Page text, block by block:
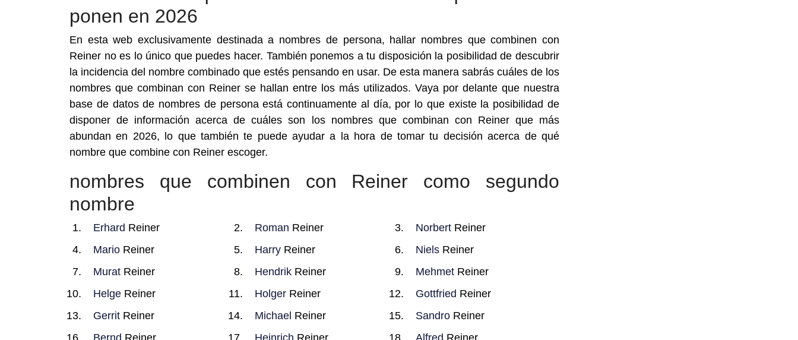
ponen en 2026
En esta web exclusivamente destinada a nombres de persona, hallar nombres que combinen con
Reiner no es lo único que puedes hacer. También ponemos a tu disposición la posibilidad de descubrir
la incidencia del nombre combinado que estés pensando en usar. De esta manera sabrás cuáles de los
nombres que combinan con Reiner se hallan entre los más utilizados. Vaya por delante que nuestra
base de datos de nombres de persona está continuamente al día, por lo que existe la posibilidad de
disponer de información acerca de cuáles son los nombres que combinan con Reiner que más
abundan en 2026, lo que también te puede ayudar a la hora de tomar tu decisión acerca de qué
nombre que combine con Reiner escoger.
nombres que combinen con Reiner como segundo
nombre
Erhard Reiner Roman Reiner Norbert Reiner
Mario Reiner HarryReiner Niels Reiner
Murat Reiner HendrikReiner Mehmet Reiner
Helge Reiner HolgerReiner Gottfried Reiner
Gerrit Reiner Michael Reiner Sandro Reiner
Bernd Reiner Heinrich Reiner Alfred Reiner